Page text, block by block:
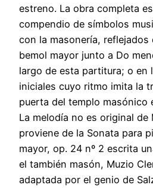
estreno. La obra completa
compendio de símbolos
con la masonería, reflejados
bemol mayor junto a Do
largo de esta partitura; o en
iniciales cuyo ritmo imita la
puerta del templo masónico
La melodía no es original
proviene de la Sonata para
mayor, op. 24 nº 2 escrita
el también masón, Muzio
adaptada por el genio de